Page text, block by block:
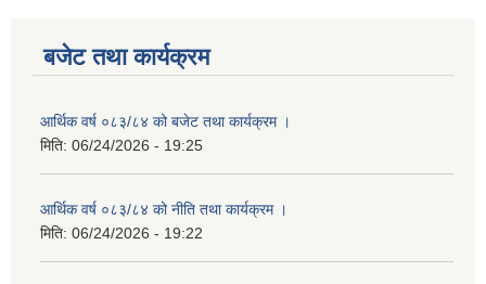
बजेट तथा कार्यक्रम
आर्थिक वर्ष ०८३/८४ को बजेट तथा कार्यक्रम ।
मिति: 06/24/2026 - 19:25
आर्थिक वर्ष ०८३/८४ को नीति तथा कार्यक्रम ।
मिति: 06/24/2026 - 19:22